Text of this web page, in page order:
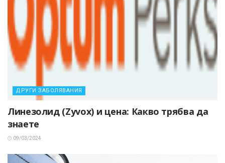
ДРУГИ ЗАБОЛЯВАНИЯ
Линезолид (Zyvox) и цена: Какво трябва да
знаете
09/03/2024